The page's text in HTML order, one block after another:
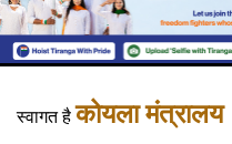
स्वागत हैकोयला मंत्रालय